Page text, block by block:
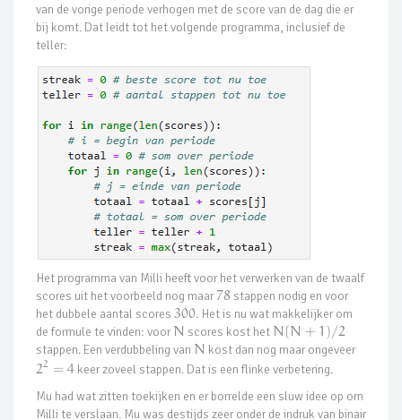
van de vorige periode verhogen met de score van de dag die er
bij komt. Dat leidt tot het volgende programma, inclusief de
teller:
Het programma van Milli heeft voor het verwerken van de twaalf
scores uit het voorbeeld nog maar78stappen nodig en voor
het dubbele aantal scores 300. Het is nu wat makkelijker om
de formule te vinden: voorN scores kost het N(N + 1 )/2
stappen. Een verdubbeling van N kost dan nog maar ongeveer
22 = 4 keer zoveel stappen. Dat is een flinke verbetering.
Mu had wat zitten toekijken en er borrelde een sluw idee op om
Milli te verslaan. Mu was destijds zeer onder de indruk van binair